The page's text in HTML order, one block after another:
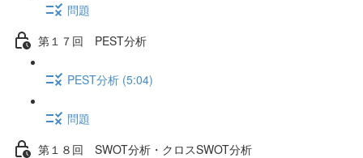
問題
第１７回 PEST分析
PEST分析 (5:04)
問題
第１８回 SWOT分析・クロスSWOT分析